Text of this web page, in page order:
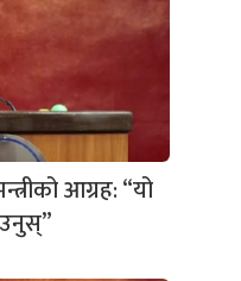
आग्रह: “यो